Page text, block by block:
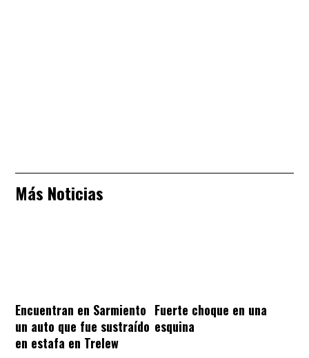
Más Noticias
Encuentran en Sarmiento
un auto que fue sustraído
en estafa en Trelew
Fuerte choque en una
esquina